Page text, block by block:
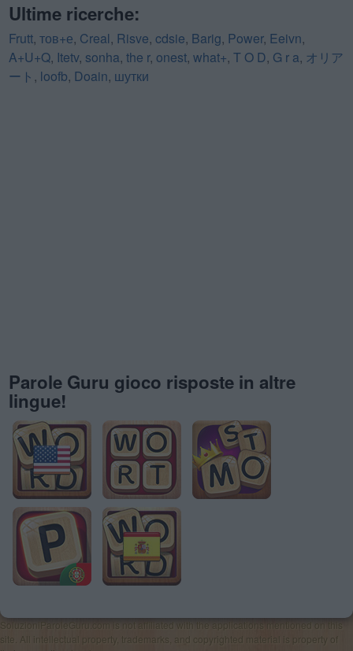
Ultime ricerche:
Frutt, тов+е, Creal, Risve, cdsie, Barig, Power, Eeivn,
A+U+Q, Itetv, sonha, the r, onest, what+, T O D, G r a, オリア
ート , loofb, Doain, шутки
Parole Guru gioco risposte in altre
lingue!
SoluzioniParoleGuru.com is not affiliated with the applications mentioned on this
site. All intellectual property, trademarks, and copyrighted material is property of